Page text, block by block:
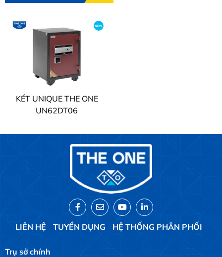
KÉT UNIQUE THE ONE
UN62DT06
LIÊN HỆ TUYỂN DỤNG HỆ THỐNG PHÂN PHỐI
Trụ sở chính